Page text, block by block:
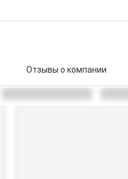
Отзывы о компании